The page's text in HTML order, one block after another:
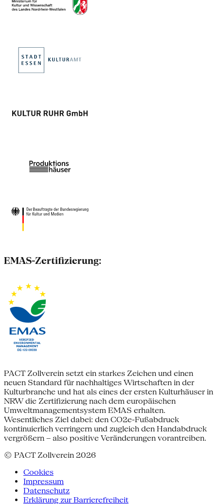
EMAS-Zertifizierung:
PACT Zollverein setzt ein starkes Zeichen und einen
neuen Standard für nachhaltiges Wirtschaften in der
Kulturbranche und hat als eines der ersten Kulturhäuser in
NRW die Zertifizierung nach dem europäischen
Umweltmanagementsystem EMAS erhalten.
Wesentliches Ziel dabei: den CO2e-Fußabdruck
kontinuierlich verringern und zugleich den Handabdruck
vergrößern – also positive Veränderungen vorantreiben.
© PACT Zollverein 2026
Cookies
Impressum
Datenschutz
Erklärung zur Barrierefreiheit